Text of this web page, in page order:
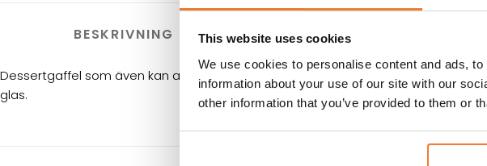
This website uses cookies
We use cookies to personalise content and ads,
information about your use of our site with our
other information that you’ve provided to them or
BESKRIVNING HYRESVILLKOR
Dessertgaffel som även kan användas till förrätter och tilltugg som serveras i
glas.